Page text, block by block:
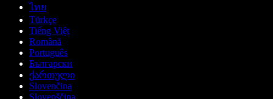
ไทย
Türkçe
Tiếng Việt
Română
Português
Български
ქართული
Slovenčina